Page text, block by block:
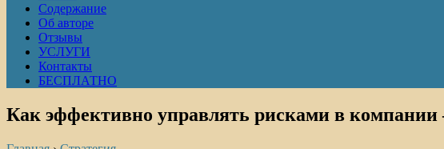
Содержание
Об авторе
Отзывы
УСЛУГИ
Контакты
БЕСПЛАТНО
Как эффективно управлять рисками в компании